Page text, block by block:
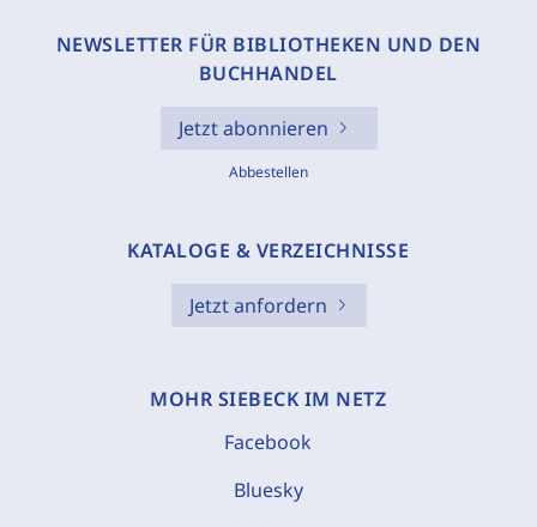
NEWSLETTER FÜR BIBLIOTHEKEN UND DEN
BUCHHANDEL
Jetzt abonnieren
Abbestellen
KATALOGE & VERZEICHNISSE
Jetzt anfordern
MOHR SIEBECK IM NETZ
Facebook
Bluesky